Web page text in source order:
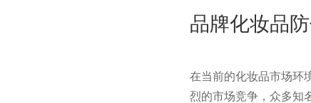
品牌化妆品
在当前的化妆品市场环
烈的市场竞争，众多知